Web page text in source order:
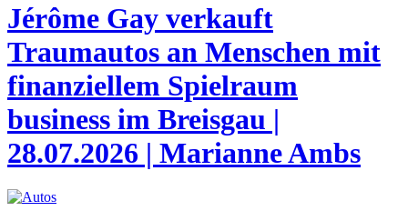
Jérôme Gay verkauft
Traumautos an Menschen mit
finanziellem Spielraum
business im Breisgau |
28.07.2026 | Marianne Ambs